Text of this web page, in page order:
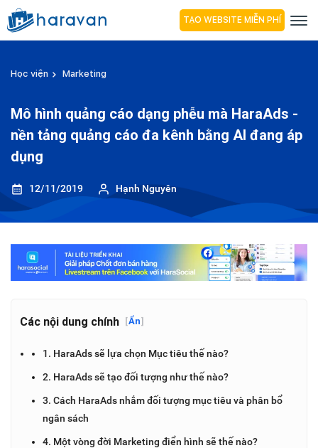
TẠO WEBSITE MIỄN PHÍ
Học viện Marketing
Mô hình quảng cáo dạng phễu mà HaraAds -
nền tảng quảng cáo đa kênh bằng AI đang áp
dụng
12/11/2019 Hạnh Nguyên
Các nội dung chính [Ẩn]
1. HaraAds sẽ lựa chọn Mục tiêu thế nào?
2. HaraAds sẽ tạo đối tượng như thế nào?
3. Cách HaraAds nhắm đối tượng mục tiêu và phân bổ
ngân sách
4. Một vòng đời Marketing điển hình sẽ thế nào?